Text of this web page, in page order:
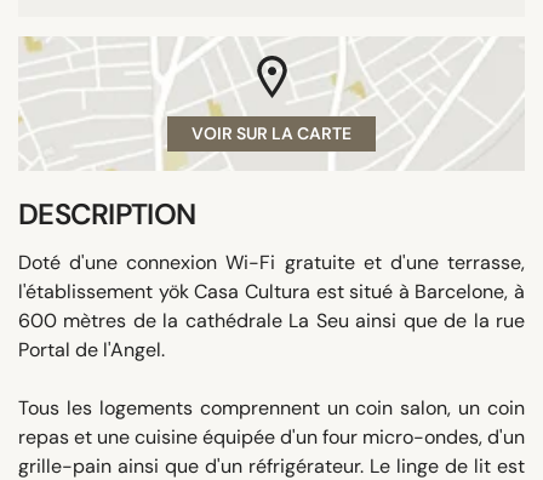
VOIR SUR LA CARTE
DESCRIPTION
Doté d'une connexion Wi-Fi gratuite et d'une terrasse,
l'établissement yök Casa Cultura est situé à Barcelone, à
600 mètres de la cathédrale La Seu ainsi que de la rue
Portal de l'Angel.
Tous les logements comprennent un coin salon, un coin
repas et une cuisine équipée d'un four micro-ondes, d'un
grille-pain ainsi que d'un réfrigérateur. Le linge de lit est